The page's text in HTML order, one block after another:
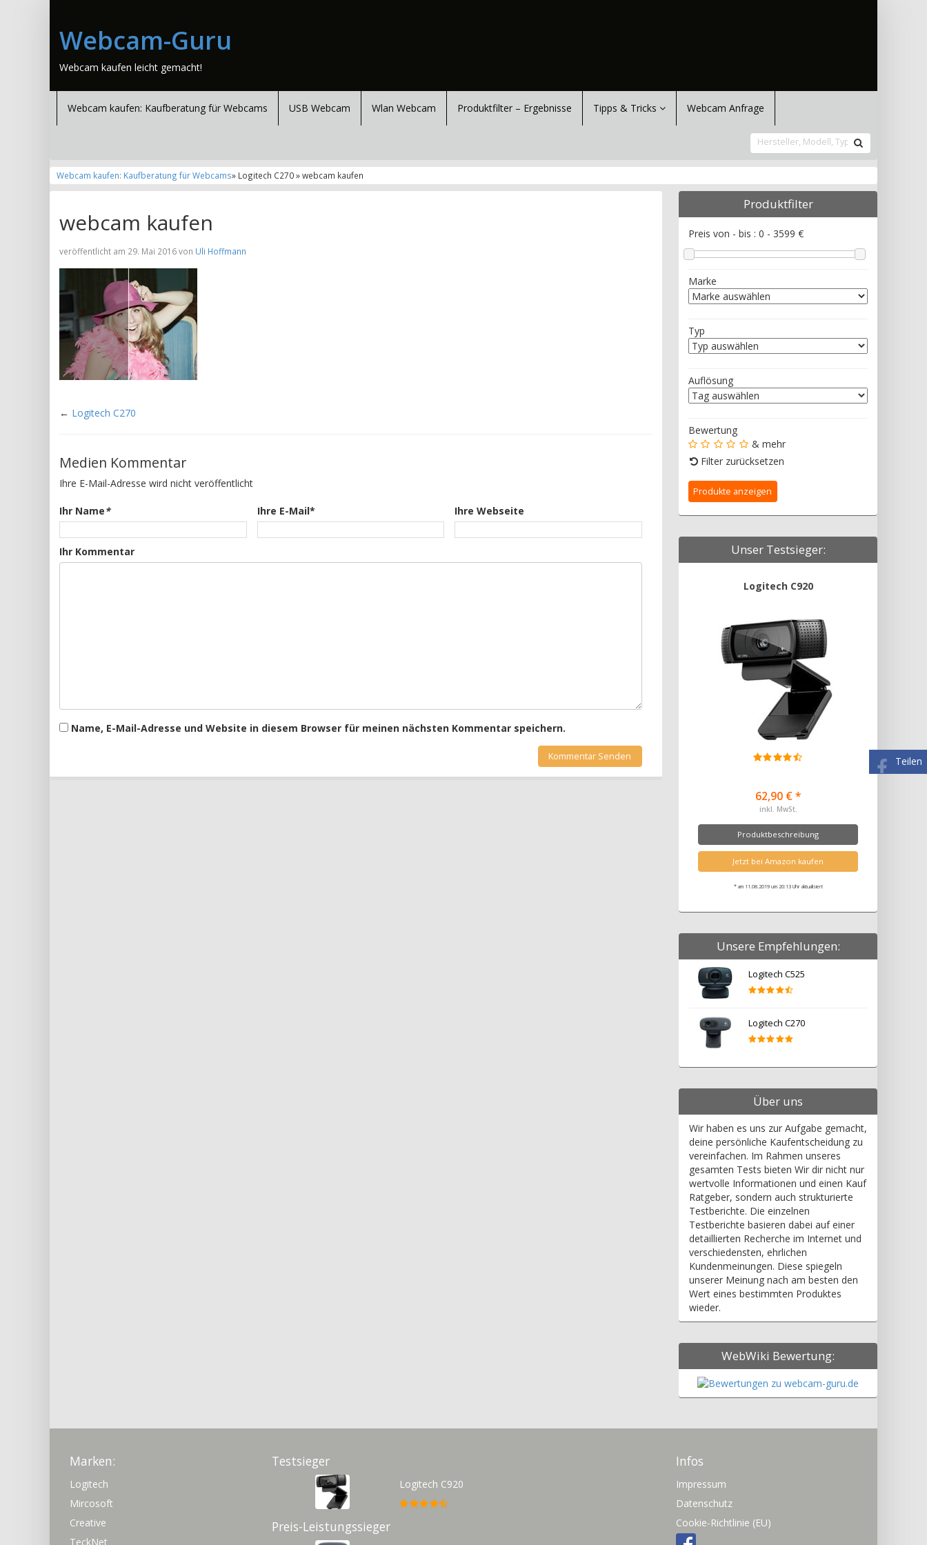
Webcam-Guru
Webcam kaufen leicht gemacht!
Webcam kaufen: Kaufberatung für Webcams USB Webcam Wlan Webcam Produktfilter – Ergebnisse Tipps & Tricks Webcam Anfrage
Webcam kaufen: Kaufberatung für Webcams» Logitech C270 » webcam kaufen
Teilen
webcam kaufen
veröffentlicht am 29. Mai 2016 von Uli Hoffmann
← Logitech C270
Medien Kommentar
Ihre E-Mail-Adresse wird nicht veröffentlicht
Ihr Name* Ihre E-Mail* Ihre Webseite
Ihr Kommentar
Name, E-Mail-Adresse und Website in diesem Browser für meinen nächsten Kommentar speichern.
Produktfilter
Preis von - bis : 0 - 3599 €
Marke
Typ
Auflösung
Bewertung
& mehr
Filter zurücksetzen
Unser Testsieger:
Logitech C920
62,90 € *
inkl. MwSt.
Produktbeschreibung
Jetzt bei Amazon kaufen
* am 11.08.2019 um 20:13 Uhr aktualisiert
Unsere Empfehlungen:
Logitech C525
Logitech C270
Über uns
Wir haben es uns zur Aufgabe gemacht,
deine persönliche Kaufentscheidung zu
vereinfachen. Im Rahmen unseres
gesamten Tests bieten Wir dir nicht nur
wertvolle Informationen und einen Kauf
Ratgeber, sondern auch strukturierte
Testberichte. Die einzelnen
Testberichte basieren dabei auf einer
detaillierten Recherche im Internet und
verschiedensten, ehrlichen
Kundenmeinungen. Diese spiegeln
unserer Meinung nach am besten den
Wert eines bestimmten Produktes
wieder.
WebWiki Bewertung:
Marken:
Logitech
Mircosoft
Creative
TeckNet
Testsieger
Logitech C920
Preis-Leistungssieger
Infos
Impressum
Datenschutz
Cookie-Richtlinie (EU)